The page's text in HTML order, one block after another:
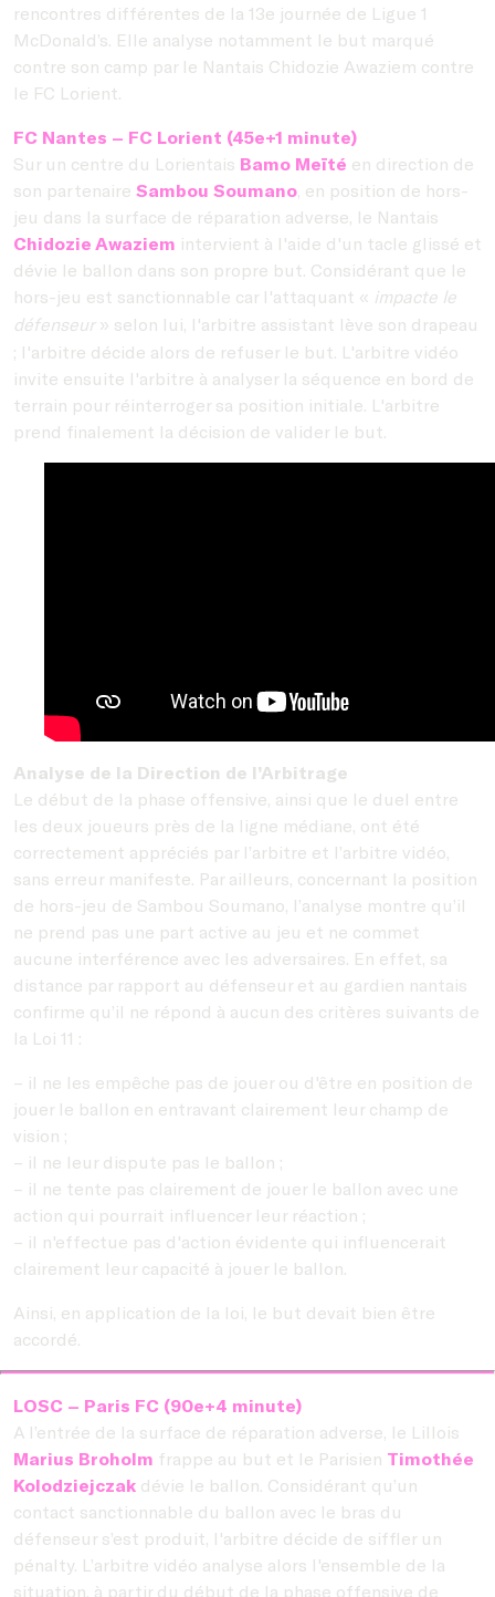
rencontres différentes de la 13e journée de Ligue 1
McDonald’s. Elle analyse notamment le but marqué
contre son camp par le Nantais Chidozie Awaziem contre
le FC Lorient.
FC Nantes – FC Lorient (45e+1 minute)
Sur un centre du Lorientais Bamo Meïté en direction de
son partenaire Sambou Soumano, en position de hors-
jeu dans la surface de réparation adverse, le Nantais
Chidozie Awaziem intervient à l'aide d'un tacle glissé et
dévie le ballon dans son propre but. Considérant que le
hors-jeu est sanctionnable car l'attaquant « impacte le
défenseur » selon lui, l'arbitre assistant lève son drapeau
; l'arbitre décide alors de refuser le but. L'arbitre vidéo
invite ensuite l'arbitre à analyser la séquence en bord de
terrain pour réinterroger sa position initiale. L'arbitre
prend finalement la décision de valider le but.
Analyse de la Direction de l’Arbitrage
Le début de la phase offensive, ainsi que le duel entre
les deux joueurs près de la ligne médiane, ont été
correctement appréciés par l’arbitre et l’arbitre vidéo,
sans erreur manifeste. Par ailleurs, concernant la position
de hors-jeu de Sambou Soumano, l’analyse montre qu’il
ne prend pas une part active au jeu et ne commet
aucune interférence avec les adversaires. En effet, sa
distance par rapport au défenseur et au gardien nantais
confirme qu’il ne répond à aucun des critères suivants de
la Loi 11 :
– il ne les empêche pas de jouer ou d'être en position de
jouer le ballon en entravant clairement leur champ de
vision ;
– il ne leur dispute pas le ballon ;
– il ne tente pas clairement de jouer le ballon avec une
action qui pourrait influencer leur réaction ;
– il n'effectue pas d'action évidente qui influencerait
clairement leur capacité à jouer le ballon.
Ainsi, en application de la loi, le but devait bien être
accordé.
LOSC – Paris FC (90e+4 minute)
A l’entrée de la surface de réparation adverse, le Lillois
Marius Broholm frappe au but et le Parisien Timothée
Kolodziejczak dévie le ballon. Considérant qu’un
contact sanctionnable du ballon avec le bras du
défenseur s’est produit, l'arbitre décide de siffler un
pénalty. L’arbitre vidéo analyse alors l'ensemble de la
situation, à partir du début de la phase offensive de